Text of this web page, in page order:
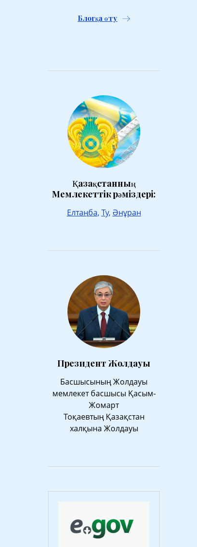
Блогқа өту
Қазақстанның
Мемлекеттік рәміздері:
Елтаңба, Ту, Әнұран
Президент Жолдауы
Басшысының Жолдауы
мемлекет басшысы Қасым-
Жомарт
Тоқаевтың Қазақстан
халқына Жолдауы